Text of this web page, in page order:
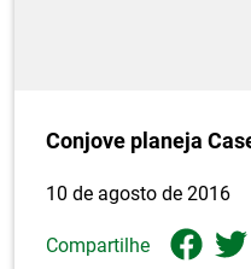
Conjove planeja
10 de agosto de 2016
Compartilhe